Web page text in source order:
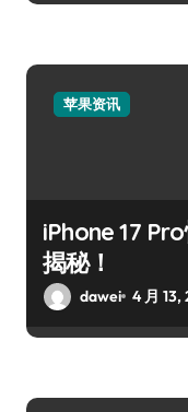
苹果资讯
iPhone 17
揭秘！
dawei 4 月 13,